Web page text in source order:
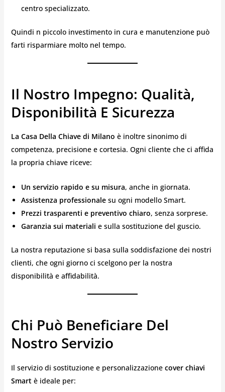
centro specializzato.
Quindi n piccolo investimento in cura e manutenzione può
farti risparmiare molto nel tempo.
Il Nostro Impegno: Qualità,
Disponibilità E Sicurezza
La Casa Della Chiave di Milano è inoltre sinonimo di
competenza, precisione e cortesia. Ogni cliente che ci affida
la propria chiave riceve:
Un servizio rapido e su misura, anche in giornata.
Assistenza professionalesu ogni modello Smart.
Prezzi trasparenti e preventivo chiaro, senza sorprese.
Garanzia sui materiali e sulla sostituzione del guscio.
La nostra reputazione si basa sulla soddisfazione dei nostri
clienti, che ogni giorno ci scelgono per la nostra
disponibilità e affidabilità.
Chi Può Beneficiare Del
Nostro Servizio
Il servizio di sostituzione e personalizzazione cover chiavi
Smartè ideale per: